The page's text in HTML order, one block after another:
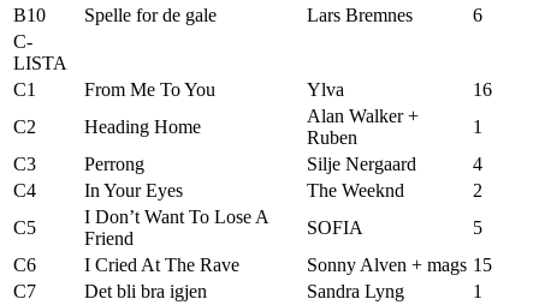
B10
Spelle for de gale Lars Bremnes
6
C-
LISTA
C1
From Me To You Ylva
16
C2
Heading Home
Alan Walker +
Ruben
1
C3
Perrong Silje Nergaard
4
C4
In Your Eyes The Weeknd
2
C5
I Don’t Want To Lose A
Friend
SOFIA
5
C6
I Cried At The Rave Sonny Alven + mags 15
C7
Det bli bra igjen Sandra Lyng
1